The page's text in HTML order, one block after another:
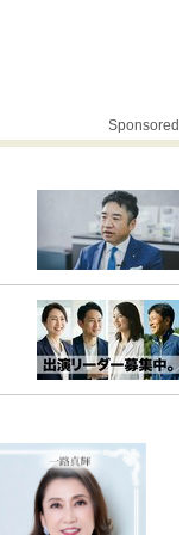
Sponsored